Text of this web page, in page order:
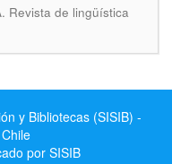
Revista de lingüística
y Bibliotecas (SISIB) -
por SISIB